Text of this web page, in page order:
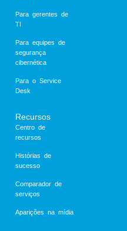
Para gerentes de
TI
Para equipes de
segurança
cibernética
Para o Service
Desk
Recursos
Centro de
recursos
Histórias de
sucesso
Comparador de
serviços
Aparições na mídia